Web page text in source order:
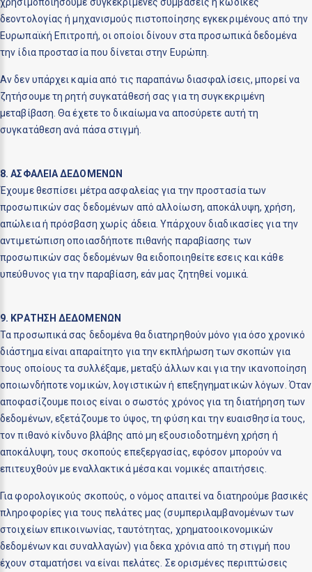
δεοντολογίας ή μηχανισμούς πιστοποίησης εγκεκριμένους από την
Ευρωπαϊκή Επιτροπή, οι οποίοι δίνουν στα προσωπικά δεδομένα
την ίδια προστασία που δίνεται στην Ευρώπη.
Αν δεν υπάρχει καμία από τις παραπάνω διασφαλίσεις, μπορεί να
ζητήσουμε τη ρητή συγκατάθεσή σας για τη συγκεκριμένη
μεταβίβαση. Θα έχετε το δικαίωμα να αποσύρετε αυτή τη
συγκατάθεση ανά πάσα στιγμή.
8. ΑΣΦΑΛΕΙΑ ΔΕΔΟΜΕΝΩΝ
Έχουμε θεσπίσει μέτρα ασφαλείας για την προστασία των
προσωπικών σας δεδομένων από αλλοίωση, αποκάλυψη, χρήση,
απώλεια ή πρόσβαση χωρίς άδεια. Υπάρχουν διαδικασίες για την
αντιμετώπιση οποιασδήποτε πιθανής παραβίασης των
προσωπικών σας δεδομένων θα ειδοποιηθείτε εσεις και κάθε
υπεύθυνος για την παραβίαση, εάν μας ζητηθεί νομικά.
9. ΚΡΑΤΗΣΗ ΔΕΔΟΜΕΝΩΝ
Τα προσωπικά σας δεδομένα θα διατηρηθούν μόνο για όσο χρονικό
διάστημα είναι απαραίτητο για την εκπλήρωση των σκοπών για
τους οποίους τα συλλέξαμε, μεταξύ άλλων και για την ικανοποίηση
οποιωνδήποτε νομικών, λογιστικών ή επεξηγηματικών λόγων. Όταν
αποφασίζουμε ποιος είναι ο σωστός χρόνος για τη διατήρηση των
δεδομένων, εξετάζουμε το ύψος, τη φύση και την ευαισθησία τους,
τον πιθανό κίνδυνο βλάβης από μη εξουσιοδοτημένη χρήση ή
αποκάλυψη, τους σκοπούς επεξεργασίας, εφόσον μπορούν να
επιτευχθούν με εναλλακτικά μέσα και νομικές απαιτήσεις.
Για φορολογικούς σκοπούς, ο νόμος απαιτεί να διατηρούμε βασικές
πληροφορίες για τους πελάτες μας (συμπεριλαμβανομένων των
στοιχείων επικοινωνίας, ταυτότητας, χρηματοοικονομικών
δεδομένων και συναλλαγών) για δεκα χρόνια από τη στιγμή που
έχουν σταματήσει να είναι πελάτες. Σε ορισμένες περιπτώσεις